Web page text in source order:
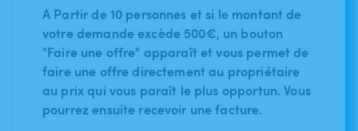
A Partir de 10 personnes et si le montant de
votre demande excède 500€, un bouton
"Faire une offre" apparaît et vous permet de
faire une offre directement au propriétaire
au prix qui vous paraît le plus opportun. Vous
pourrez ensuite recevoir une facture.